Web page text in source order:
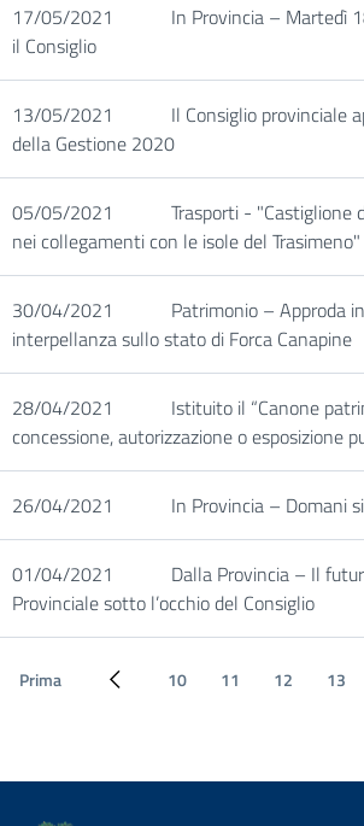
17/05/2021
In Provincia – Martedì
il Consiglio
13/05/2021
Il Consiglio provinciale
della Gestione 2020
05/05/2021
Trasporti - "Castiglione
nei collegamenti con le isole del Trasimeno"
30/04/2021
Patrimonio – Approda
interpellanza sullo stato di Forca Canapine
28/04/2021
Istituito il “Canone
concessione, autorizzazione o esposizione
26/04/2021 In Provincia – Domani
01/04/2021
Dalla Provincia – Il
Provinciale sotto l’occhio del Consiglio
Prima Pagina precedente
10 11 12 13